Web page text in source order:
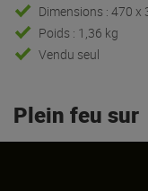
Dimensions : 470 x
Poids : 1,36 kg
Vendu seul
Plein feu sur